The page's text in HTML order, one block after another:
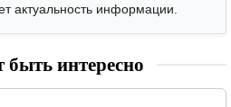
актуальность информации.
интересно